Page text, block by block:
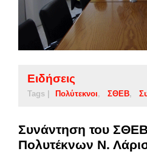
Ειδήσεις
Tags | Πολύτεκνοι ΣΘΕΒ
Συνάντηση του
Πολυτέκνων Ν.